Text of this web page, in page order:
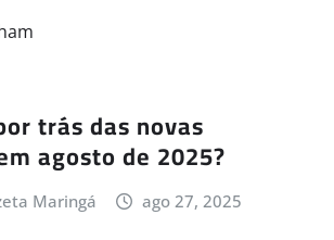
trás das novas
agosto de 2025?
Maringá ago 27, 2025